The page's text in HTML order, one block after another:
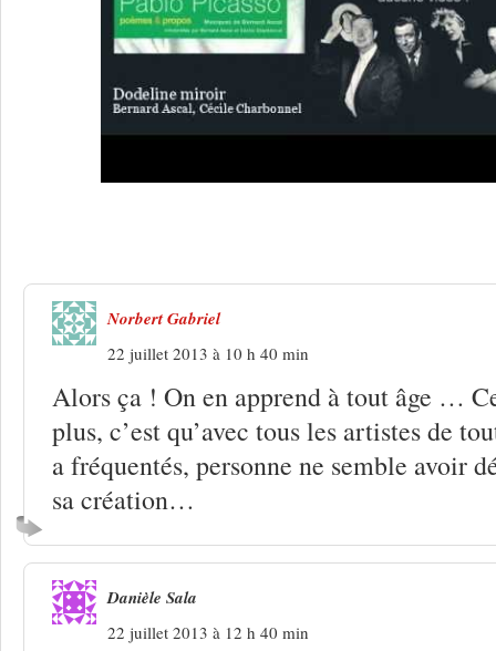
Norbert Gabriel
22 juillet 2013 à 10 h 40 min
Alors ça ! On en apprend à tout âge …
plus, c’est qu’avec tous les artistes de
a fréquentés, personne ne semble avoir
sa création…
Danièle Sala
22 juillet 2013 à 12 h 40 min